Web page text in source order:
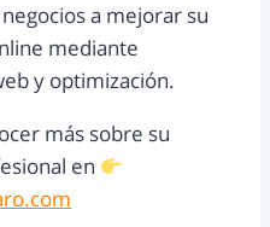
a mejorar su
mediante
y optimización.
más sobre su
en